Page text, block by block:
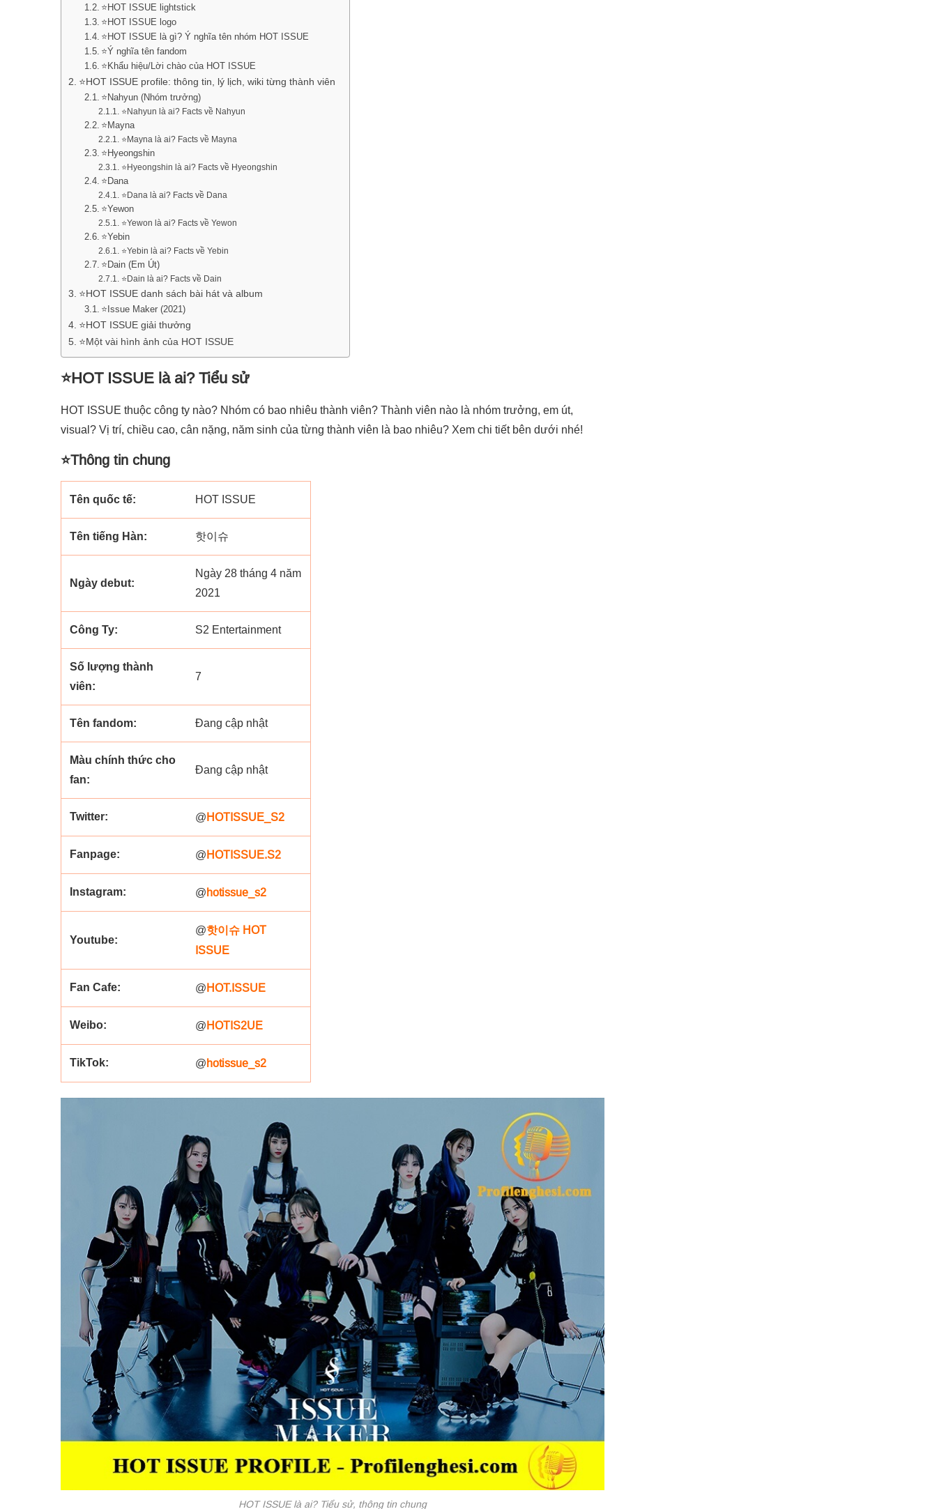
⭐HOT ISSUE lightstick
⭐HOT ISSUE logo
⭐HOT ISSUE là gì? Ý nghĩa tên nhóm HOT ISSUE
⭐Ý nghĩa tên fandom
⭐Khẩu hiệu/Lời chào của HOT ISSUE
⭐HOT ISSUE profile: thông tin, lý lịch, wiki từng thành viên
⭐Nahyun (Nhóm trưởng)
⭐Nahyun là ai? Facts về Nahyun
⭐Mayna
⭐Mayna là ai? Facts về Mayna
⭐Hyeongshin
⭐Hyeongshin là ai? Facts về Hyeongshin
⭐Dana
⭐Dana là ai? Facts về Dana
⭐Yewon
⭐Yewon là ai? Facts về Yewon
⭐Yebin
⭐Yebin là ai? Facts về Yebin
⭐Dain (Em Út)
⭐Dain là ai? Facts về Dain
⭐HOT ISSUE danh sách bài hát và album
⭐Issue Maker (2021)
⭐HOT ISSUE giải thưởng
⭐Một vài hình ảnh của HOT ISSUE
⭐HOT ISSUE là ai? Tiểu sử
HOT ISSUE thuộc công ty nào? Nhóm có bao nhiêu thành viên? Thành viên nào là nhóm trưởng, em út,
visual? Vị trí, chiều cao, cân nặng, năm sinh của từng thành viên là bao nhiêu? Xem chi tiết bên dưới nhé!
⭐Thông tin chung
Tên quốc tế: HOT ISSUE
Tên tiếng Hàn: 핫이슈
Ngày debut:
Ngày 28 tháng 4 năm
2021
Công Ty: S2 Entertainment
Số lượng thành
viên:
7
Tên fandom: Đang cập nhật
Màu chính thức cho
fan:
Đang cập nhật
Twitter: @ HOTISSUE_S2
Fanpage: @ HOTISSUE.S2
Instagram: @ hotissue_s2
Youtube:
@핫이슈 HOT
ISSUE
Fan Cafe: @ HOT.ISSUE
Weibo: @ HOTIS2UE
TikTok: @ hotissue_s2
HOT ISSUE là ai? Tiểu sử, thông tin chung